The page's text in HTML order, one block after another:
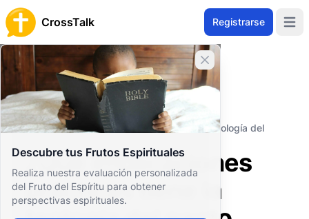
CrossTalk Registrarse
Cerrar banner
Descubre tus Frutos Espirituales
Realiza nuestra evaluación personalizada
del Fruto del Espíritu para obtener
perspectivas espirituales.
Inicio
Archivo de Preguntas
Conceptos Teológicos
Soteriología
¿Qué implicaciones prácticas tiene la teología del
¿Qué implicaciones
prácticas tiene la